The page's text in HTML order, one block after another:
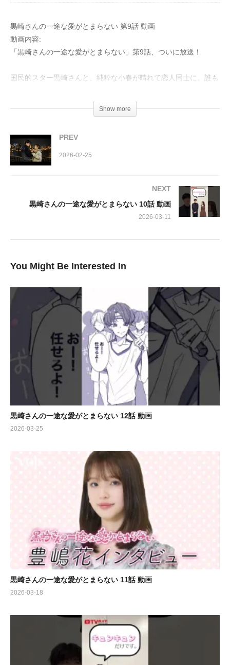
黒崎さんの一途な愛がとまらない 第9話 動画
動画内容:
「黒崎さんの一途な愛がとまらない」第9話、ついに放送！
国民的スター黒崎さんと、純粋な小春が晴れて恋人同士に。誰も
を揺るがす波乱が予感されます。
で唯央が小春に話しかけるたびに、黒崎の独占欲が燃え上がり、
小春は複雑な罪悪感に苛まれます。この微妙な三角関係が、一体
どこへ向かうのか、目が離せません。
そんな中、唯央は小春を黒崎のサイン会へと誘います。兄の幸せ
を素直に受け入れられない唯央の心には、一体どんな思惑が隠さ
れているのでしょうか？二人がサイン会へ向かうその先に待ち受
かりの黒崎と小春の愛は、この試練を乗り越えられるのでしょう
撃の展開が、あなたを待っています！
Show more
PREV
2026-02-25
NEXT
黒崎さんの一途な愛がとまらない 10話 動画
2026-03-11
You Might Be Interested In
黒崎さんの一途な愛がとまらない 12話 動画
2026-03-25
黒崎さんの一途な愛がとまらない 11話 動画
2026-03-18